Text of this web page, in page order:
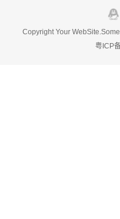
Copyright Your
粤ICP